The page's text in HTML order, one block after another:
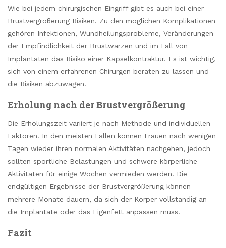
Wie bei jedem chirurgischen Eingriff gibt es auch bei einer
Brustvergrößerung Risiken. Zu den möglichen Komplikationen
gehören Infektionen, Wundheilungsprobleme, Veränderungen
der Empfindlichkeit der Brustwarzen und im Fall von
Implantaten das Risiko einer Kapselkontraktur. Es ist wichtig,
sich von einem erfahrenen Chirurgen beraten zu lassen und
die Risiken abzuwägen.
Erholung nach der Brustvergrößerung
Die Erholungszeit variiert je nach Methode und individuellen
Faktoren. In den meisten Fällen können Frauen nach wenigen
Tagen wieder ihren normalen Aktivitäten nachgehen, jedoch
sollten sportliche Belastungen und schwere körperliche
Aktivitäten für einige Wochen vermieden werden. Die
endgültigen Ergebnisse der Brustvergrößerung können
mehrere Monate dauern, da sich der Körper vollständig an
die Implantate oder das Eigenfett anpassen muss.
Fazit